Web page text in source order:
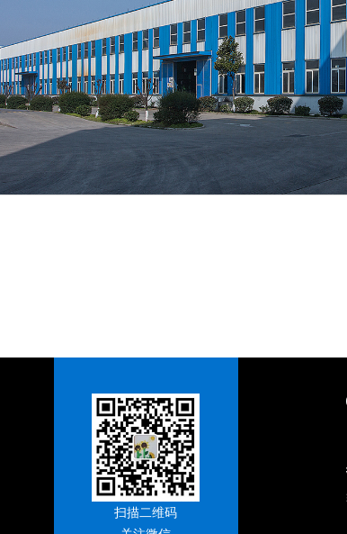
扫描二维码